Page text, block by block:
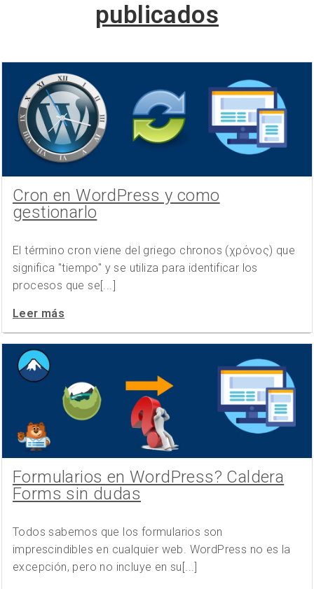
publicados
Cron en WordPress y como
gestionarlo
El término cron viene del griego chronos (χρόνος) que
significa "tiempo" y se utiliza para identificar los
procesos que se[...]
Leer más
Formularios en WordPress? Caldera
Forms sin dudas
Todos sabemos que los formularios son
imprescindibles en cualquier web. WordPress no es la
excepción, pero no incluye en su[...]